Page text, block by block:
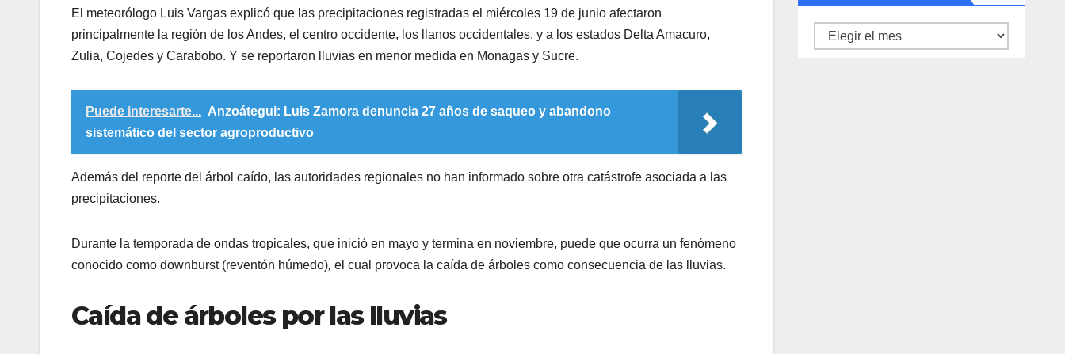
El meteorólogo Luis Vargas explicó que las precipitaciones registradas el miércoles 19 de junio afectaron
principalmente la región de los Andes, el centro occidente, los llanos occidentales, y a los estados Delta Amacuro,
Zulia, Cojedes y Carabobo. Y se reportaron lluvias en menor medida en Monagas y Sucre.
Puede interesarte... Anzoátegui: Luis Zamora denuncia 27 años de saqueo y abandono
sistemático del sector agroproductivo
Además del reporte del árbol caído, las autoridades regionales no han informado sobre otra catástrofe asociada a las
precipitaciones.
Durante la temporada de ondas tropicales, que inició en mayo y termina en noviembre, puede que ocurra un fenómeno
conocido como downburst (reventón húmedo), el cual provoca la caída de árboles como consecuencia de las lluvias.
Caída de árboles por las lluvias
Archivo